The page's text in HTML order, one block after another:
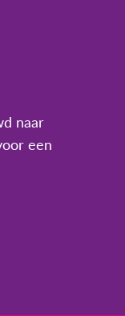
naar
een